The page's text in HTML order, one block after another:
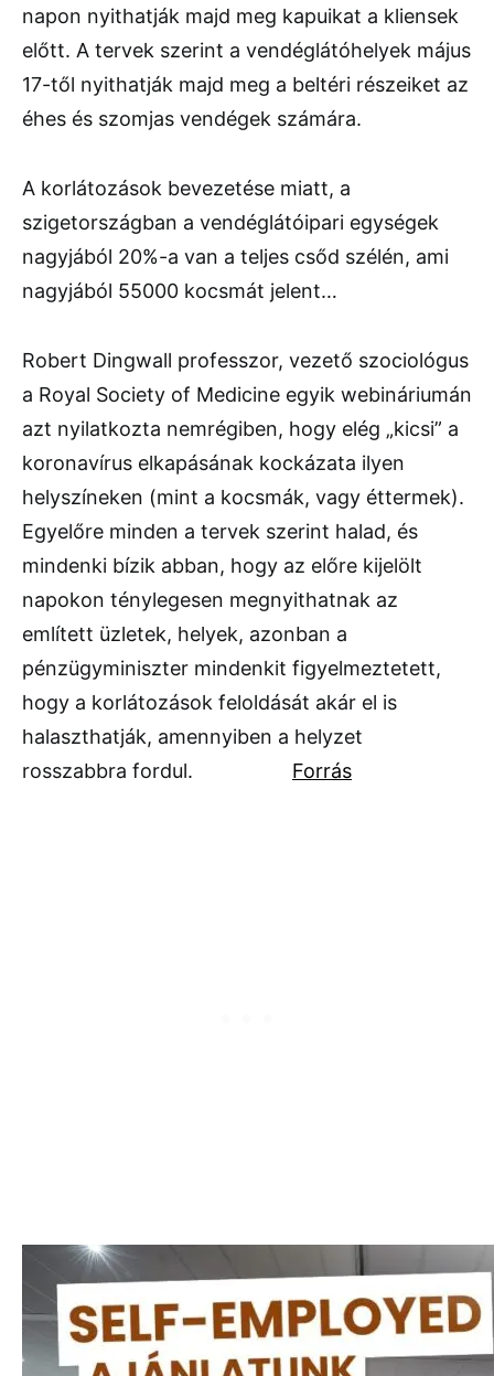
napon nyithatják majd meg kapuikat a kliensek
előtt. A tervek szerint a vendéglátóhelyek május
17-től nyithatják majd meg a beltéri részeiket az
éhes és szomjas vendégek számára.
A korlátozások bevezetése miatt, a
szigetországban a vendéglátóipari egységek
nagyjából 20%-a van a teljes csőd szélén, ami
nagyjából 55000 kocsmát jelent…
Robert Dingwall professzor, vezető szociológus
a Royal Society of Medicine egyik webináriumán
azt nyilatkozta nemrégiben, hogy elég „kicsi” a
koronavírus elkapásának kockázata ilyen
helyszíneken (mint a kocsmák, vagy éttermek).
Egyelőre minden a tervek szerint halad, és
mindenki bízik abban, hogy az előre kijelölt
napokon ténylegesen megnyithatnak az
említett üzletek, helyek, azonban a
pénzügyminiszter mindenkit figyelmeztetett,
hogy a korlátozások feloldását akár el is
halaszthatják, amennyiben a helyzet
rosszabbra fordul. Forrás